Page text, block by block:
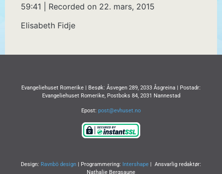
SHARE
LINK
59:41
Recorded on 22. mars, 2015
Elisabeth Fidje
Evangeliehuset Romerike | Besøk: Åsvegen 289, 2033 Åsgreina | Postadr:
Evangeliehuset Romerike, Postboks 84, 2031 Nannestad
Epost: post@evhuset.no
Design: Ravnbö design | Programmering: Intershape | Ansvarlig redaktør:
Nathalie Bergsaune